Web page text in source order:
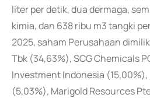
liter per detik, dua dermaga,
kimia, dan 638 ribu m3 tangki
2025, saham Perusahaan
Tbk (34,63%), SCG Chemicals
Investment Indonesia
(5,03%), Marigold Resources